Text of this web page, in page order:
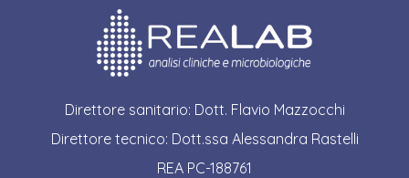
Direttore sanitario: Dott. Flavio Mazzocchi
Direttore tecnico: Dott.ssa Alessandra Rastelli
REA PC-188761